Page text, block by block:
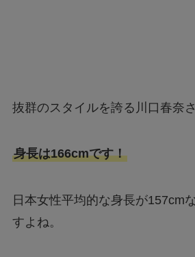
抜群のスタイルを誇る川口春奈さ
身長は166cmです！
日本女性平均的な身長が157cm
すよね。